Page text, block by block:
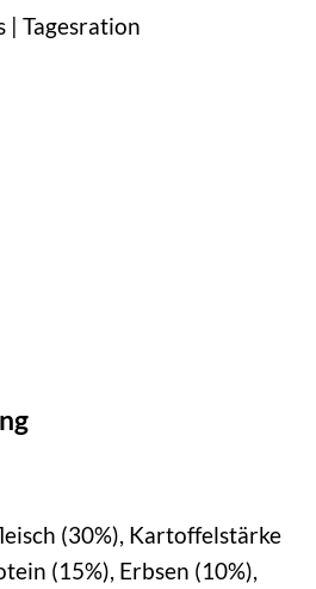
| Tagesration
(30%), Kartoffelstärke
(15%), Erbsen (10%),